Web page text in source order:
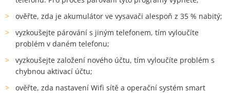
ověřte, zda je akumulátor ve vysavači alespoň z 35 % nabitý;
vyzkoušejte párování s jiným telefonem, tím vyloučíte
problém v daném telefonu;
vyzkoušejte založení nového účtu, tím vyloučíte problém s
chybnou aktivací účtu;
ověřte, zda nastavení Wifi sítě a operační systém smart